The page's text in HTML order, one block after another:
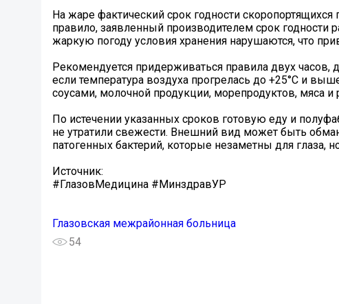
На жаре фактический срок годности
правило, заявленный производителем срок годности
жаркую погоду условия хранения нарушаются, что
Рекомендуется придерживаться правила двух
если температура воздуха прогрелась до +25°C и
соусами, молочной продукции, морепродуктов, мяса
По истечении указанных сроков готовую еду и
не утратили свежести. Внешний вид может быть
патогенных бактерий, которые незаметны для глаза,
Источник:
#ГлазовМедицина #МинздравУР
Глазовская межрайонная больница
54